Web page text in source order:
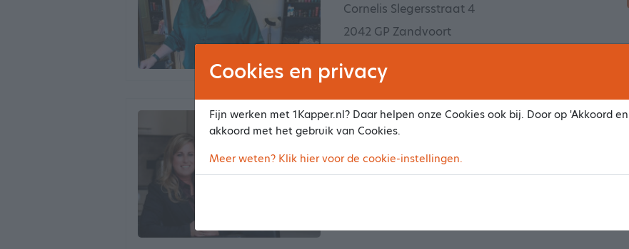
Cornelis Slegersstraat 4
2042 GP Zandvoort
Shar's Hairstudio
Grote Beerstraat 33
Cookies en privacy
Fijn werken met 1Kapper.nl? Daar helpen onze Cookies ook bij. Door op 'Akkoord
akkoord met het gebruik van Cookies.
Meer weten? Klik hier voor de cookie-instellingen.